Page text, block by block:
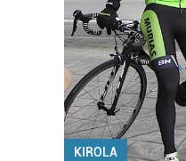
KIROLA